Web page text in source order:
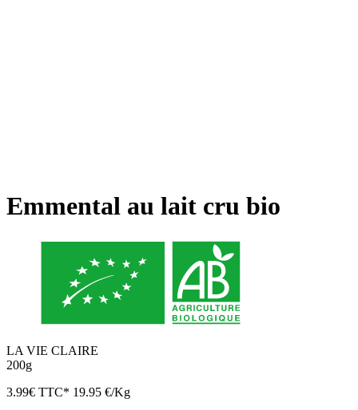
Emmental au lait cru bio
LA VIE CLAIRE
200g
3.99€ TTC* 19.95 €/Kg